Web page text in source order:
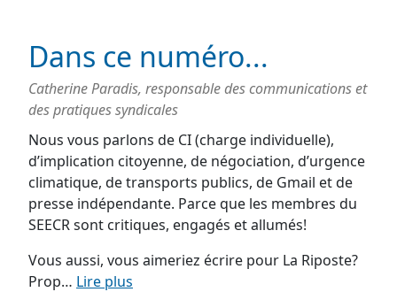
Dans ce numéro...
Catherine Paradis, responsable des communications et
des pratiques syndicales
Nous vous parlons de CI (charge individuelle),
d’implication citoyenne, de négociation, d’urgence
climatique, de transports publics, de Gmail et de
presse indépendante. Parce que les membres du
SEECR sont critiques, engagés et allumés!
Vous aussi, vous aimeriez écrire pour La Riposte?
Prop… Lire plus